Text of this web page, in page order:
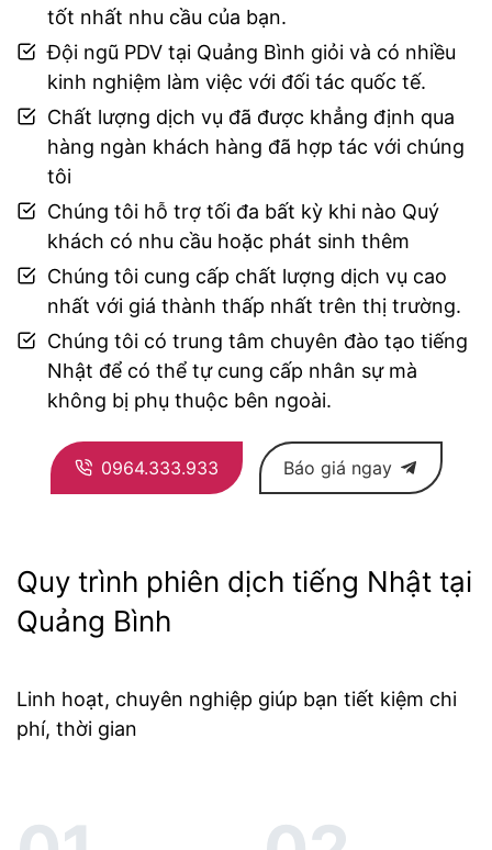
tốt nhất nhu cầu của bạn.
Đội ngũ PDV tại Quảng Bình giỏi và có nhiều
kinh nghiệm làm việc với đối tác quốc tế.
Chất lượng dịch vụ đã được khẳng định qua
hàng ngàn khách hàng đã hợp tác với chúng
tôi
Chúng tôi hỗ trợ tối đa bất kỳ khi nào Quý
khách có nhu cầu hoặc phát sinh thêm
Chúng tôi cung cấp chất lượng dịch vụ cao
nhất với giá thành thấp nhất trên thị trường.
Chúng tôi có trung tâm chuyên đào tạo tiếng
Nhật để có thể tự cung cấp nhân sự mà
không bị phụ thuộc bên ngoài.
0964.333.933 Báo giá ngay
Quy trình phiên dịch tiếng Nhật tại
Quảng Bình
Linh hoạt, chuyên nghiệp giúp bạn tiết kiệm chi
phí, thời gian